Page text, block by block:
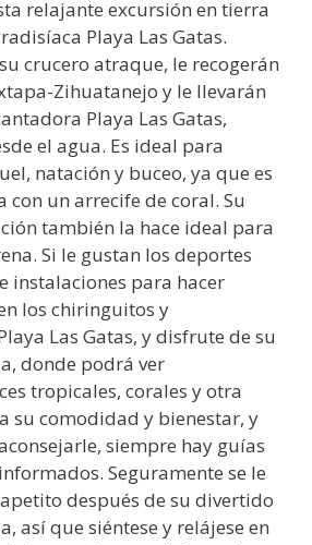
relajante excursión en tierra
Playa Las Gatas.
crucero atraque, le recogerán
Zihuatanejo y le llevarán
Playa Las Gatas,
el agua. Es ideal para
natación y buceo, ya que es
con un arrecife de coral. Su
también la hace ideal para
Si le gustan los deportes
instalaciones para hacer
los chiringuitos y
Las Gatas, y disfrute de su
donde podrá ver
tropicales, corales y otra
su comodidad y bienestar, y
siempre hay guías
Seguramente se le
después de su divertido
así que siéntese y relájese en